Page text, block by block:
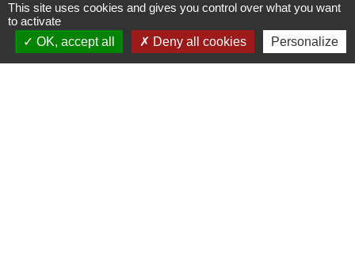
Contacts & Horaires
This site uses cookies and gives you control over what you want
to activate
OK, accept all
Deny all cookies Personalize